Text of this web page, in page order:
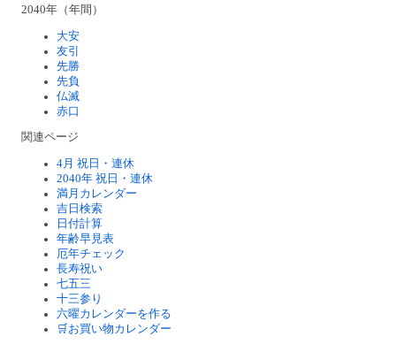
2040年（年間）
大安
友引
先勝
先負
仏滅
赤口
関連ページ
4月 祝日・連休
2040年 祝日・連休
満月カレンダー
吉日検索
日付計算
年齢早見表
厄年チェック
長寿祝い
七五三
十三参り
六曜カレンダーを作る
🛒お買い物カレンダー